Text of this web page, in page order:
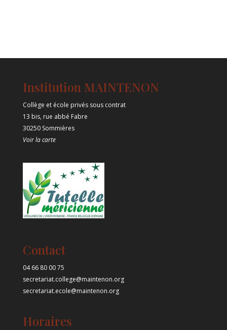
Institution MAINTENON
Collège et école privés sous contrat
13 bis, rue abbé Fabre
30250 Sommières
Voir la carte
Contact
04 66 80 00 75
secretariat.college@maintenon.org
secretariat.ecole@maintenon.org
Horaires